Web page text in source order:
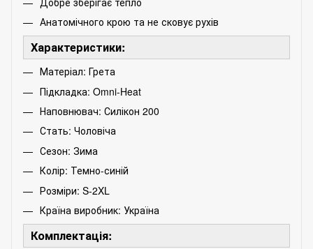
Анатомічного крою та не сковує рухів
Характеристики:
Матеріал: Грета
Підкладка: Omni-Heat
Наповнювач: Силікон 200
Стать: Чоловіча
Сезон: Зима
Колір: Темно-синій
Розміри: S-2XL
Країна виробник: Україна
Комплектація: